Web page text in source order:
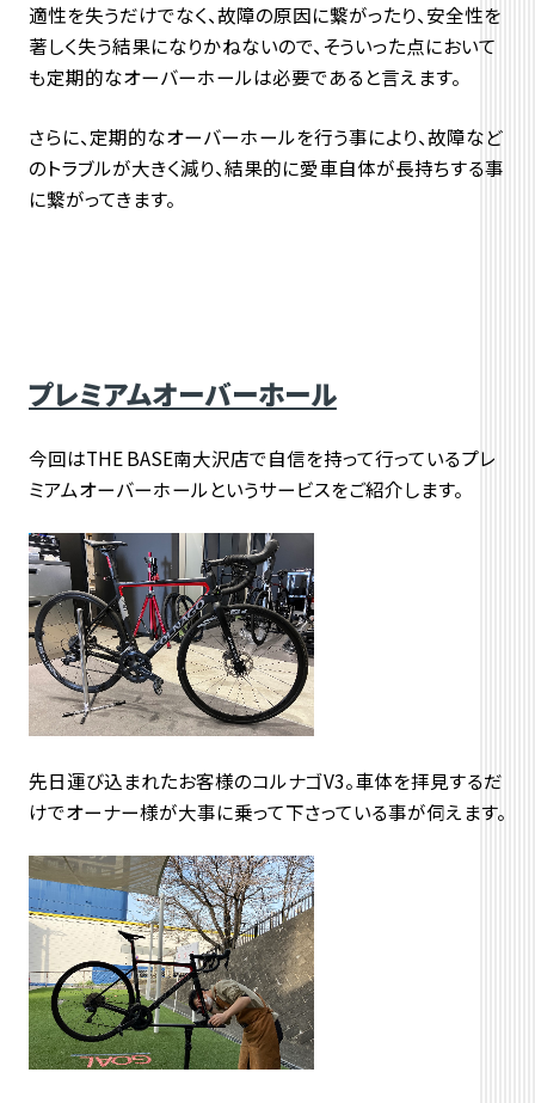
適性を失うだけでなく、故障の原因に繋がったり、安全性を
著しく失う結果になりかねないので、そういった点において
も定期的なオーバーホールは必要であると言えます。
さらに、定期的なオーバーホールを行う事により、故障など
のトラブルが大きく減り、結果的に愛車自体が長持ちする事
に繋がってきます。
プレミアムオーバーホール
今回はTHE BASE南大沢店で自信を持って行っているプレ
ミアムオーバーホールというサービスをご紹介します。
先日運び込まれたお客様のコルナゴV3。車体を拝見するだ
けでオーナー様が大事に乗って下さっている事が伺えます。